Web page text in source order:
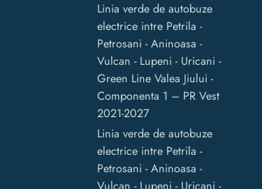
Linia verde de autobuze
electrice intre Petrila -
Petrosani - Aninoasa -
Vulcan - Lupeni - Uricani -
Green Line Valea Jiului -
Componenta 1 – PR Vest
2021-2027
Linia verde de autobuze
electrice intre Petrila -
Petrosani - Aninoasa -